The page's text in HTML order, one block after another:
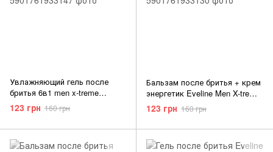
Увлажняющий гель после
бритья 6в1 men x-treme
Sensetive Eveline 150мл
(5901761933147)
123 грн 160 грн
Бальзам после бритья + крем
энергетик Eveline Men X-treme
Sensitive 150 мл
(5901761933130)
123 грн 160 грн